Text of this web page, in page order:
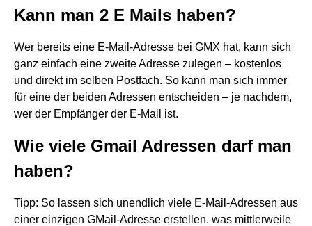
Kann man 2 E Mails haben?
Wer bereits eine E-Mail-Adresse bei GMX hat, kann sich
ganz einfach eine zweite Adresse zulegen – kostenlos
und direkt im selben Postfach. So kann man sich immer
für eine der beiden Adressen entscheiden – je nachdem,
wer der Empfänger der E-Mail ist.
Wie viele Gmail Adressen darf man
haben?
Tipp: So lassen sich unendlich viele E-Mail-Adressen aus
einer einzigen GMail-Adresse erstellen. was mittlerweile